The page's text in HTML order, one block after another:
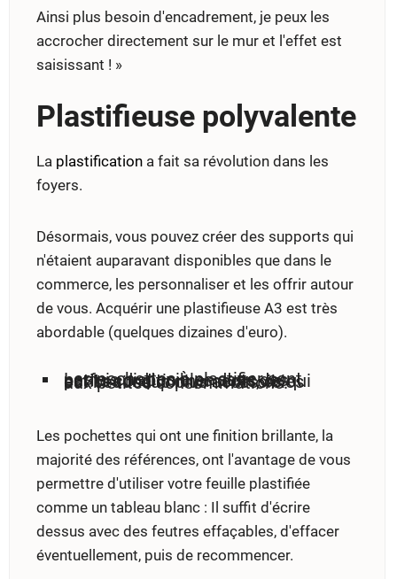
Ainsi plus besoin d'encadrement, je peux les
accrocher directement sur le mur et l'effet est
saisissant ! »
Plastifieuse polyvalente
La plastification a fait sa révolution dans les
foyers.
Désormais, vous pouvez créer des supports qui
n'étaient auparavant disponibles que dans le
commerce, les personnaliser et les offrir autour
de vous. Acquérir une plastifieuse A3 est très
abordable (quelques dizaines d'euro).
Les pochettes à plastifier sont parfois disponibles dans des petits conditionnements, ce qui est beaucoup plus accessibles aux petites consommations.
Les pochettes qui ont une finition brillante, la
majorité des références, ont l'avantage de vous
permettre d'utiliser votre feuille plastifiée
comme un tableau blanc : Il suffit d'écrire
dessus avec des feutres effaçables, d'effacer
éventuellement, puis de recommencer.